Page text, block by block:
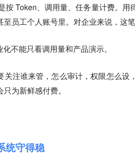
按 Token、调用量、任务量计费。
员工个人账号里。对企业来说，这
不能只看调用量和产品演示。
关注谁来管，怎么审计，权限怎么设
为新鲜感付费。
统守得稳